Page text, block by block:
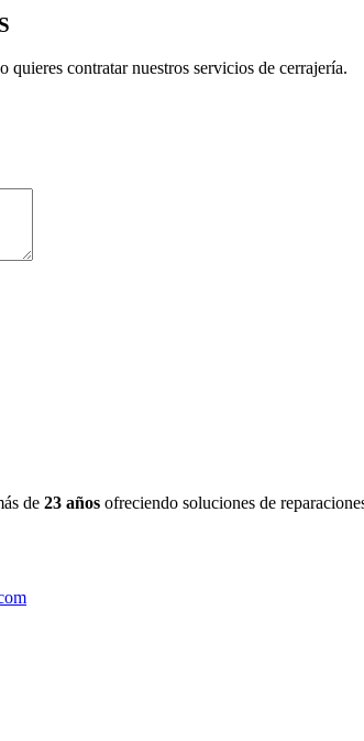
quieres contratar nuestros servicios de cerrajería.
de 23 años ofreciendo soluciones de